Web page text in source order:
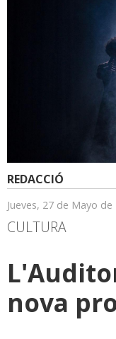
REDACCIÓ
Jueves, 27 de Mayo de
CULTURA
nova